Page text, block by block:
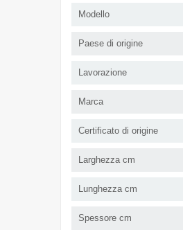
Modello
Paese di origine
Lavorazione
Marca
Certificato di origine
Larghezza cm
Lunghezza cm
Spessore cm